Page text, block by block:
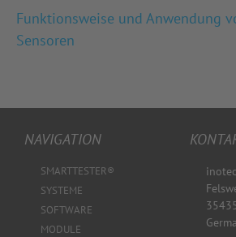
Funktionsweise und Anwendung
Sensoren
NAVIGATION
SMARTTESTER®
SYSTEME
SOFTWARE
MODULE